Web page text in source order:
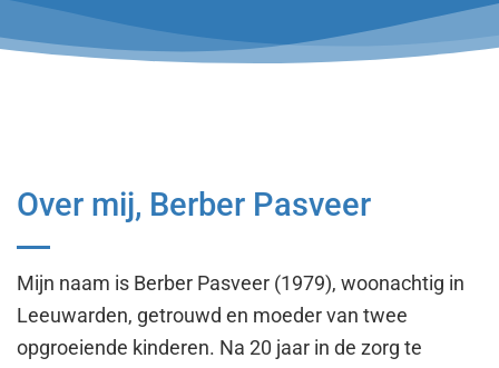
Over mij, Berber Pasveer
Mijn naam is Berber Pasveer (1979), woonachtig in
Leeuwarden, getrouwd en moeder van twee
opgroeiende kinderen. Na 20 jaar in de zorg te